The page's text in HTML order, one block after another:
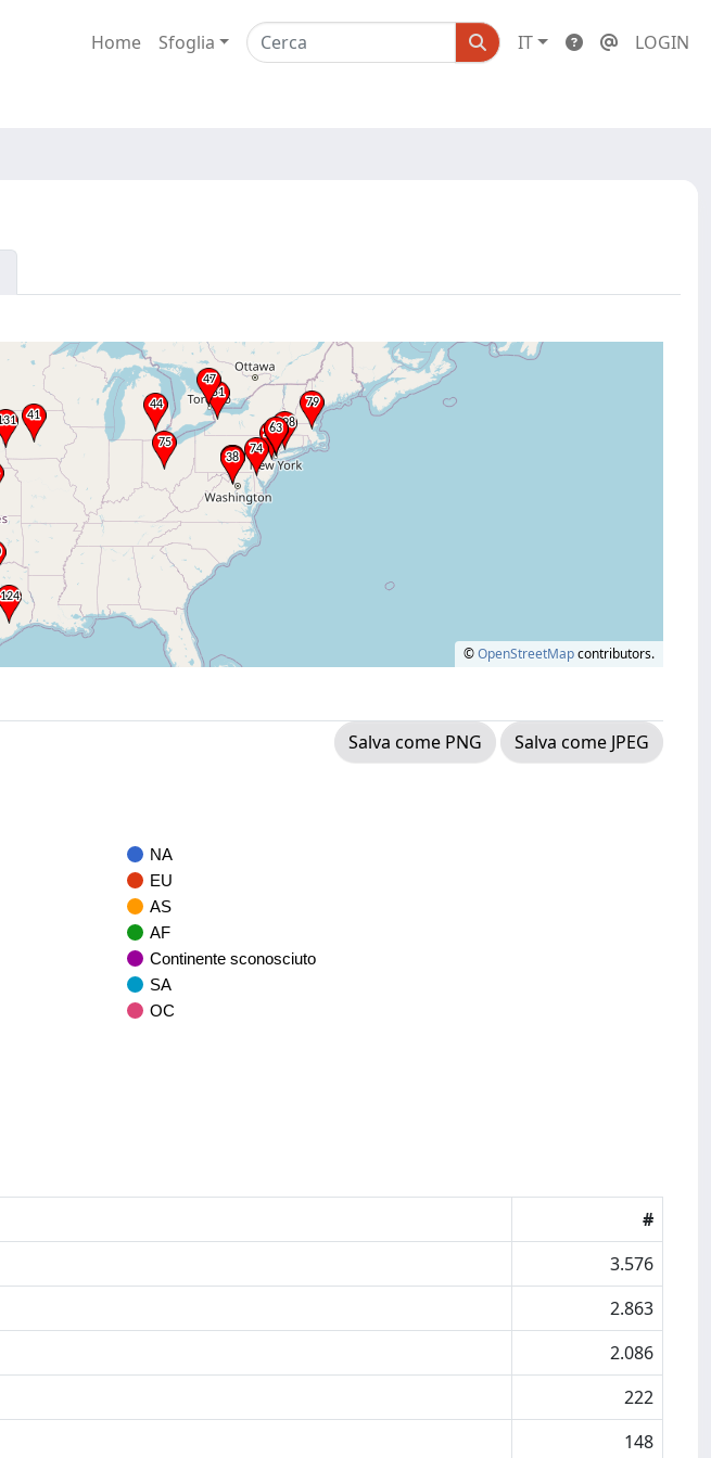
Home Sfoglia IT LOGIN
©OpenStreetMapcontributors.
Salva come PNG
Salva come JPEG
NA
EU
AS
AF
Continente sconosciuto
SA
OC
#
3.576
2.863
2.086
222
148